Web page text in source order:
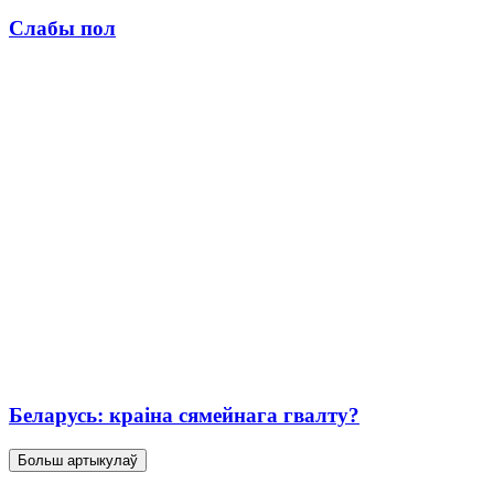
Слабы пол
Беларусь: краіна сямейнага гвалту?
Больш артыкулаў